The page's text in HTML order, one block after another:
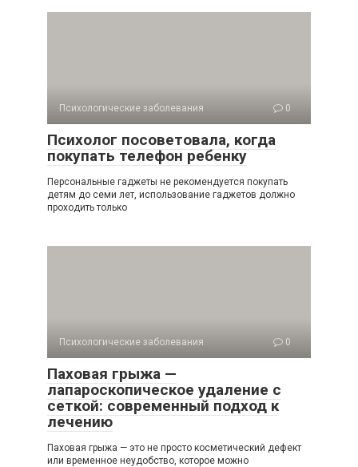
Психологические заболевания 0
Психолог посоветовала, когда
покупать телефон ребенку
Персональные гаджеты не рекомендуется покупать
детям до семи лет, использование гаджетов должно
проходить только
Психологические заболевания 0
Паховая грыжа —
лапароскопическое удаление с
сеткой: современный подход к
лечению
Паховая грыжа — это не просто косметический дефект
или временное неудобство, которое можно